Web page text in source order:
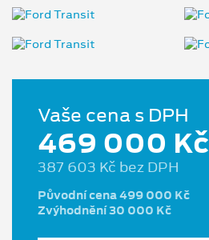
Vaše cena s DPH
469 000 Kč
387 603 Kč bez DPH
Původní cena 499 000 Kč
Zvýhodnění 30 000 Kč